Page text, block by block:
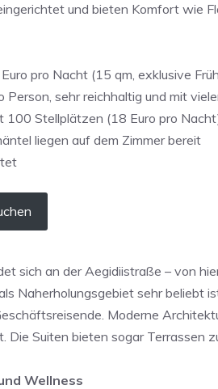
und bieten Komfort wie
pro Nacht (15 qm, exklusive
Person, sehr reichhaltig und mit
100 Stellplätzen (18 Euro pro
liegen auf dem Zimmer bereit
sich an der Aegidiistraße – von
Naherholungsgebiet sehr beliebt
Moderne
Die Suiten bieten sogar Terrassen
Wellness